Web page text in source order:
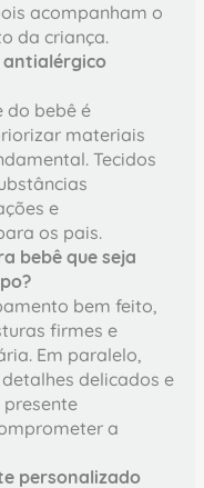
acompanham o
da criança.
antialérgico
do bebê é
materiais
Tecidos
e
os pais.
bebê que seja
bem feito,
firmes e
Em paralelo,
delicados e
a
personalizado